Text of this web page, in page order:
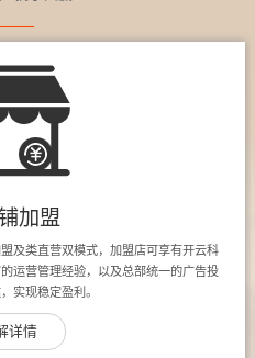
加盟
及类直营双模式，加盟店可享有开云科
运营管理经验，以及总部统一的广告投
实现稳定盈利。
详情